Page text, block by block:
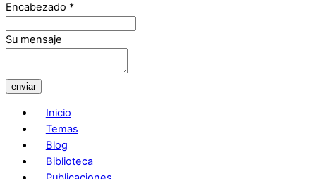
Encabezado *
Su mensaje
enviar
Inicio
Temas
Blog
Biblioteca